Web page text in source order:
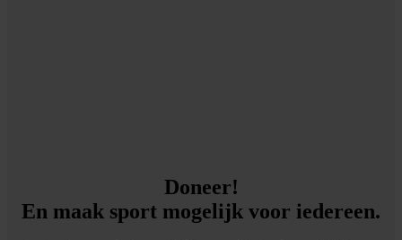
Doneer!
En maak sport mogelijk voor iedereen.